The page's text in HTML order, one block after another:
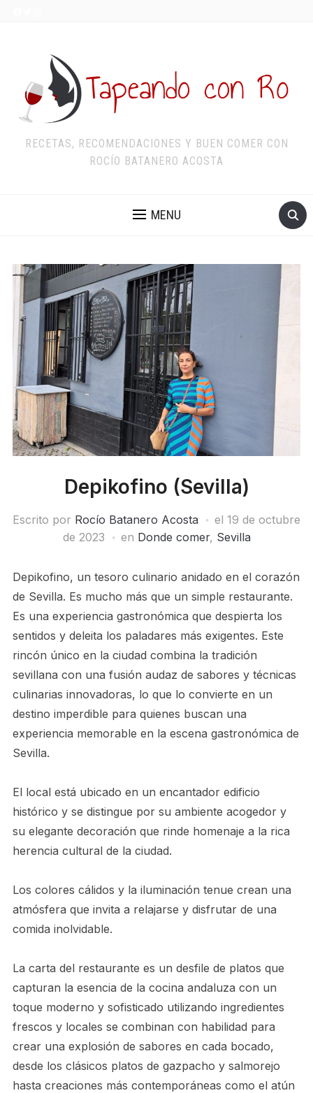
RECETAS, RECOMENDACIONES Y BUEN COMER CON
ROCÍO BATANERO ACOSTA
MENU
Depikofino (Sevilla)
Escrito por Rocío Batanero Acosta el 19 de octubre
de 2023
en Donde comer, Sevilla
Depikofino, un tesoro culinario anidado en el corazón
de Sevilla. Es mucho más que un simple restaurante.
Es una experiencia gastronómica que despierta los
sentidos y deleita los paladares más exigentes. Este
rincón único en la ciudad combina la tradición
sevillana con una fusión audaz de sabores y técnicas
culinarias innovadoras, lo que lo convierte en un
destino imperdible para quienes buscan una
experiencia memorable en la escena gastronómica de
Sevilla.
El local está ubicado en un encantador edificio
histórico y se distingue por su ambiente acogedor y
su elegante decoración que rinde homenaje a la rica
herencia cultural de la ciudad.
Los colores cálidos y la iluminación tenue crean una
atmósfera que invita a relajarse y disfrutar de una
comida inolvidable.
La carta del restaurante es un desfile de platos que
capturan la esencia de la cocina andaluza con un
toque moderno y sofisticado utilizando ingredientes
frescos y locales se combinan con habilidad para
crear una explosión de sabores en cada bocado,
desde los clásicos platos de gazpacho y salmorejo
hasta creaciones más contemporáneas como el atún